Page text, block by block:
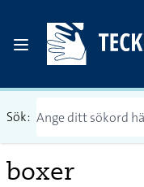
Sök:
boxer